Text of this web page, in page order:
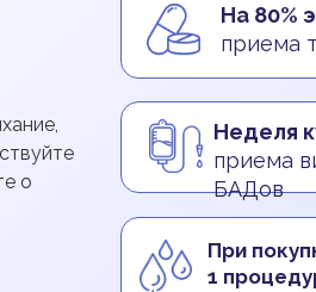
При
1
Неделя
приема
БАДов
На 80%
приема
о